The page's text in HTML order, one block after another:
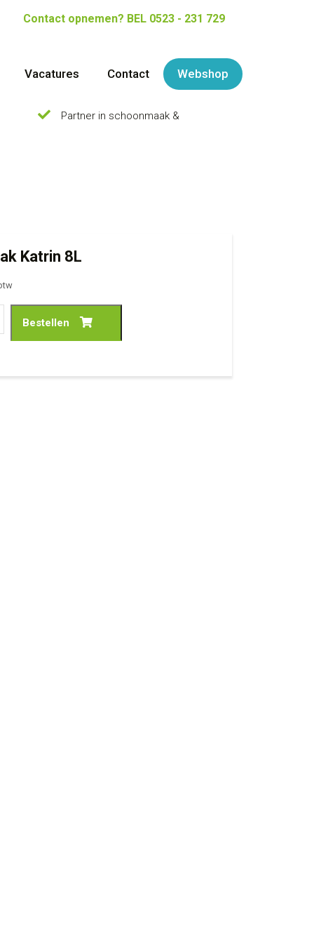
Contact opnemen? BEL 0523 - 231 729
Vacatures Contact Webshop
Partner in schoonmaak &
Katrin 8L
Bestellen